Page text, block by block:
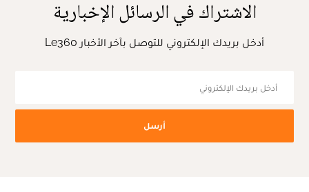
الاشتراك في الرسائل الإخبارية
أدخل بريدك الإلكتروني للتوصل بآخر الأخبار Le360
أرسل